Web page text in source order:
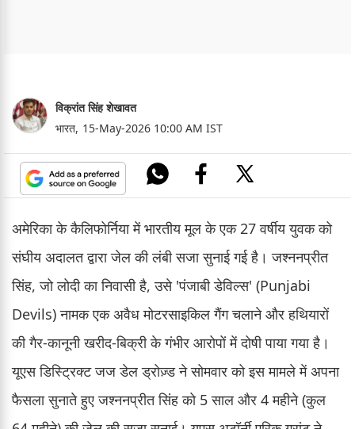
विक्रांत सिंह शेखावत
भारत, 15-May-2026 10:00 AM IST
अमेरिका के कैलिफोर्निया में भारतीय मूल के एक 27 वर्षीय युवक को
संघीय अदालत द्वारा जेल की लंबी सजा सुनाई गई है। जश्ननप्रीत
सिंह, जो लोदी का निवासी है, उसे 'पंजाबी डेविल्स' (Punjabi
Devils) नामक एक अवैध मोटरसाइकिल गैंग चलाने और हथियारों
की गैर-कानूनी खरीद-बिक्री के गंभीर आरोपों में दोषी पाया गया है।
यूएस डिस्ट्रिक्ट जज डेल ड्रोज़्ड ने सोमवार को इस मामले में अपना
फैसला सुनाते हुए जश्ननप्रीत सिंह को 5 साल और 4 महीने (कुल